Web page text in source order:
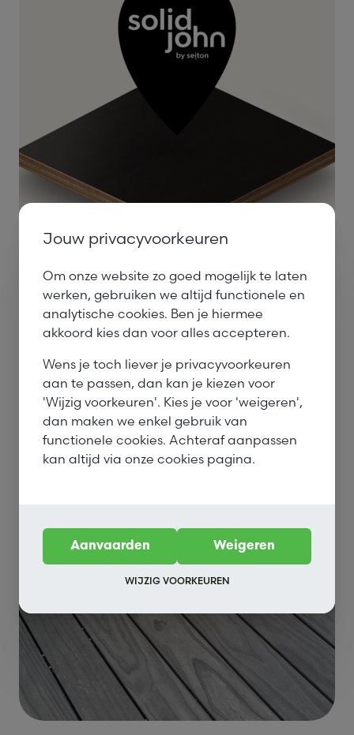
Solid John, de vochtbestendige
betonplex!
Lees meer
Jouw privacyvoorkeuren
Om onze website zo goed mogelijk te laten
werken, gebruiken we altijd functionele en
analytische cookies. Ben je hiermee
akkoord kies dan voor alles accepteren.
Wens je toch liever je privacyvoorkeuren
aan te passen, dan kan je kiezen voor
'Wijzig voorkeuren'. Kies je voor 'weigeren',
dan maken we enkel gebruik van
functionele cookies. Achteraf aanpassen
kan altijd via onze cookies pagina.
Aanvaarden Weigeren
WIJZIG VOORKEUREN